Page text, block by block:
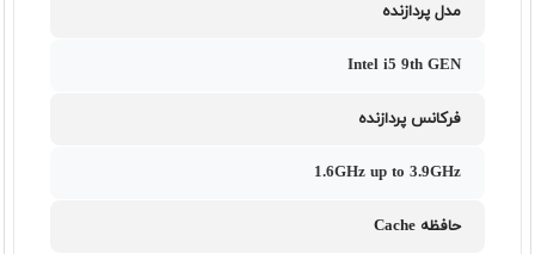
مدل پردازنده
Intel i5 9th GEN
فرکانس پردازنده
1.6GHz up to 3.9GHz
حافظه Cache